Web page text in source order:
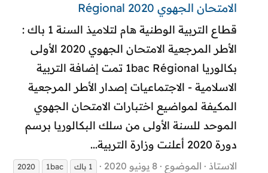
الامتحان الجهوي 2020 Régional
قطاع التربية الوطنية هام لتلاميذ السنة 1 باك :
الأطر المرجعية الامتحان الجهوي 2020 الأولى
بكالوريا 1bac Régional تمت إضافة التربية
الاسلامية - الاجتماعيات إصدار الأطر المرجعية
المكيفة لمواضيع اختبارات الامتحان الجهوي
الموحد للسنة الأولى من سلك البكالوريا برسم
دورة 2020 أعلنت وزارة التربية...
الاستاذ الموضوع 8 يونيو 2020 1 باك 1bac
2020